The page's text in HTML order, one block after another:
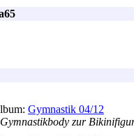
Gymnastik 04/12
zur